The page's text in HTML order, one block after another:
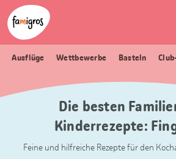
Sprungmarken
Navigation
Header
Logo
Ausflüge Wettbewerbe Basteln
Die besten
Kinderrezepte:
Feine und hilfreiche Rezepte für den